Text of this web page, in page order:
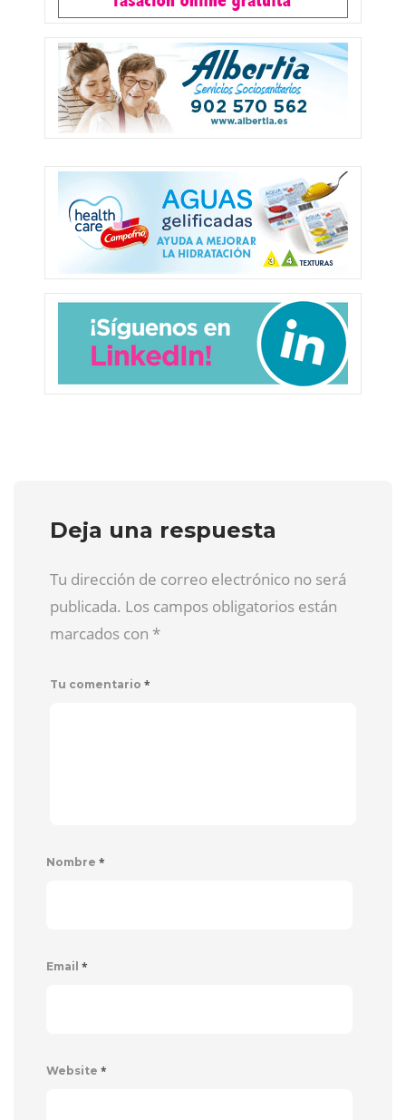
Deja una respuesta
Tu dirección de correo electrónico no será
publicada. Los campos obligatorios están
marcados con *
Tu comentario *
Nombre *
Email *
Website *